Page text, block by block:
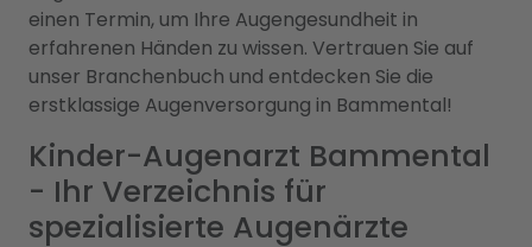
einen Termin, um Ihre Augengesundheit in
erfahrenen Händen zu wissen. Vertrauen Sie auf
unser Branchenbuch und entdecken Sie die
erstklassige Augenversorgung in Bammental!
Kinder-Augenarzt Bammental
- Ihr Verzeichnis für
spezialisierte Augenärzte